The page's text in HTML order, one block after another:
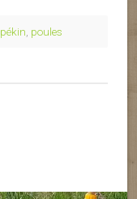
pékin poules